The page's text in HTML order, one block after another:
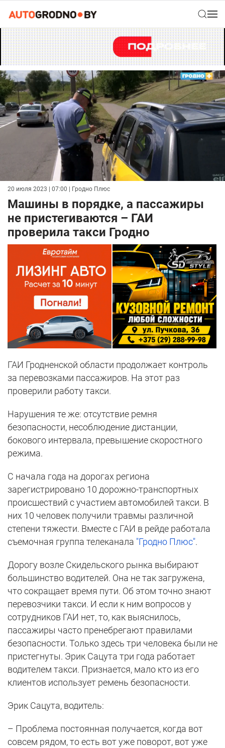
20 июля 2023 | 07:00 | Гродно Плюс
Машины в порядке, а пассажиры
не пристегиваются – ГАИ
проверила такси Гродно
ГАИ Гродненской области продолжает контроль
за перевозками пассажиров. На этот раз
проверили работу такси.
Нарушения те же: отсутствие ремня
безопасности, несоблюдение дистанции,
бокового интервала, превышение скоростного
режима.
С начала года на дорогах региона
зарегистрировано 10 дорожно-транспортных
происшествий с участием автомобилей такси. В
них 10 человек получили травмы различной
степени тяжести. Вместе с ГАИ в рейде работала
съемочная группа телеканала "Гродно Плюс".
Дорогу возле Скидельского рынка выбирают
большинство водителей. Она не так загружена,
что сокращает время пути. Об этом точно знают
перевозчики такси. И если к ним вопросов у
сотрудников ГАИ нет, то, как выяснилось,
пассажиры часто пренебрегают правилами
безопасности. Только здесь три человека были не
пристегнуты. Эрик Сацута три года работает
водителем такси. Признается, мало кто из его
клиентов использует ремень безопасности.
Эрик Сацута, водитель:
– Проблема постоянная получается, когда вот
совсем рядом, то есть вот уже поворот, вот уже